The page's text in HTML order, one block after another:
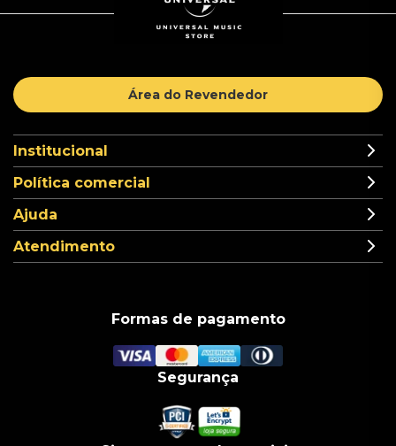
Área do Revendedor
Institucional
Política comercial
Ajuda
Atendimento
Formas de pagamento
Segurança